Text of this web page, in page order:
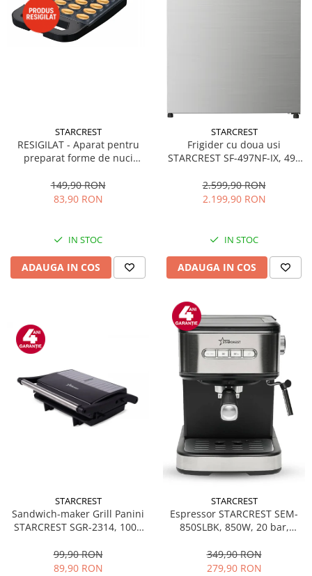
STARCREST
RESIGILAT - Aparat pentru
preparat forme de nuci
forme, 1400W, Indicator
luminos, Placi antiaderente,
149,90 RON
83,90 RON
IN STOC
ADAUGA IN COS
STARCREST
Frigider cu doua usi
STARCREST SF-497NF-IX, 497
Inverter, Clasa E, Display,
Functie super racire, Blocare
2.599,90 RON
2.199,90 RON
IN STOC
ADAUGA IN COS
STARCREST
Sandwich-maker Grill Panini
STARCREST SGR-2314, 1000
Deschidere 180°, Suprafata
de gatire 23 x 14 cm, Negru
99,90 RON
89,90 RON
STARCREST
Espressor STARCREST SEM-
850SLBK, 850W, 20 bar,
dispozitiv spumare, filtru
dublu din inox, Negru/Inox
349,90 RON
279,90 RON